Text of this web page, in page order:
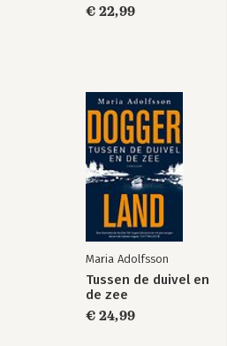
€ 22,99
Maria Adolfsson
Tussen de duivel en
de zee
€ 24,99